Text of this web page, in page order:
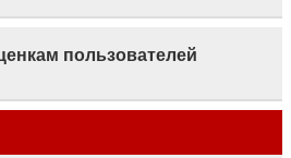
пользователей